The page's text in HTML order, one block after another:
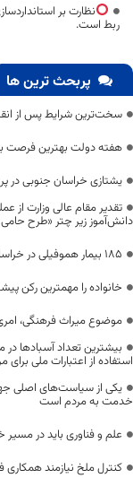
نظارت بر
ربط است.
پربحث ترین ها
سخت‌ترین شرایط پس از
هفته دولت بهترین فرصت
یشتازی خراسان جنوبی در
دانش‌آموز زیر چتر «طرح
۱۸۵ بیمار هموفیلی در خراسان جنوبی تحت پوشش خدمات بیمه سلامت قرار دارند
خانواده را مهمترین رکن
موضوع میراث فرهنگی،
بیشترین تعداد آسبادها
استفاده از اعتبارات ملی
یکی از سیاست‌های اصلی
خدمت به مردم است
علم و فناوری باید در
کنترل ملخ نیازمند